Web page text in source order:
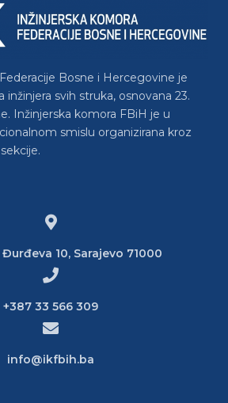
Bosne i Hercegovine je
inžinjera svih struka, osnovana 23.
Inžinjerska komora FBiH je u
smislu organizirana kroz
10, Sarajevo 71000
+387 33 566 309
info@ikfbih.ba